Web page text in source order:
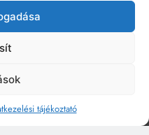
tájékoztató